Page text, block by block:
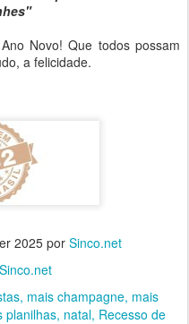
Novo! Que todos possam
a felicidade.
2025 por Sinco.net
Sinco.net
mais champagne mais
planilhas natal Recesso de